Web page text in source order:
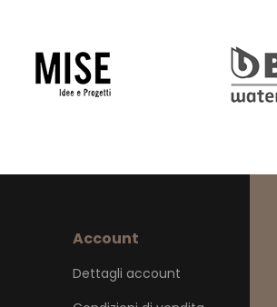
Account
Dettagli account